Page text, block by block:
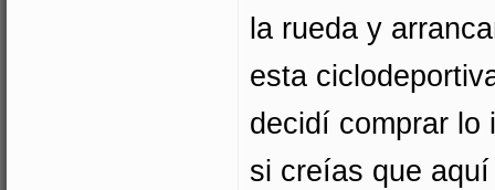
la rueda y
esta
decidí comprar lo
si creías que